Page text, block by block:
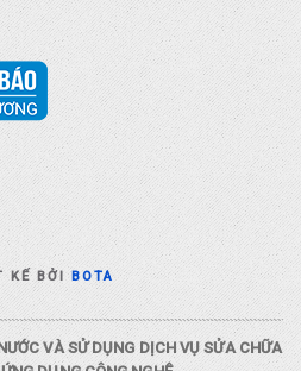
KẾ BỞIBOTA
VÀ SỬ DỤNG DỊCH VỤ SỬA CHỮA